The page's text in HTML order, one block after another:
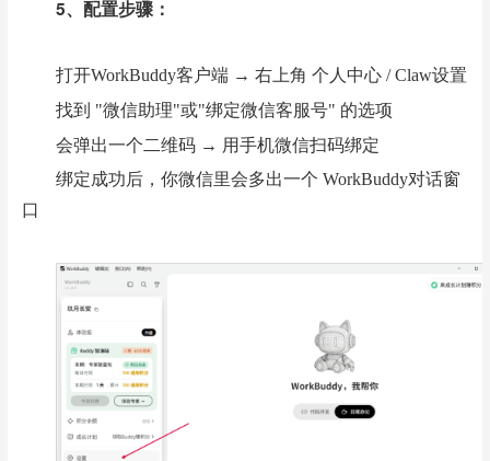
5、配置步骤：
打开WorkBuddy客户端 → 右上角 个人中心 / Claw设置
找到 "微信助理"或"绑定微信客服号" 的选项
会弹出一个二维码 → 用手机微信扫码绑定
绑定成功后，你微信里会多出一个 WorkBuddy对话窗
口